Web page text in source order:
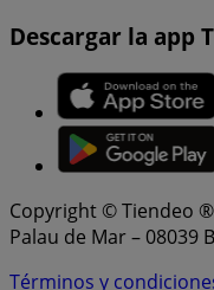
Descargar la app
Copyright © Tiendeo ®
Palau de Mar – 08039
Términos y